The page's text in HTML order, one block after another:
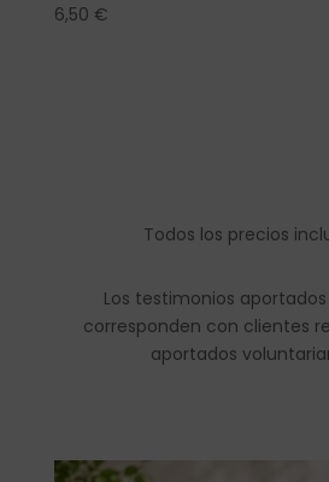
6,50 €
Todos los precios
Los testimonios
corresponden con clientes
aportados